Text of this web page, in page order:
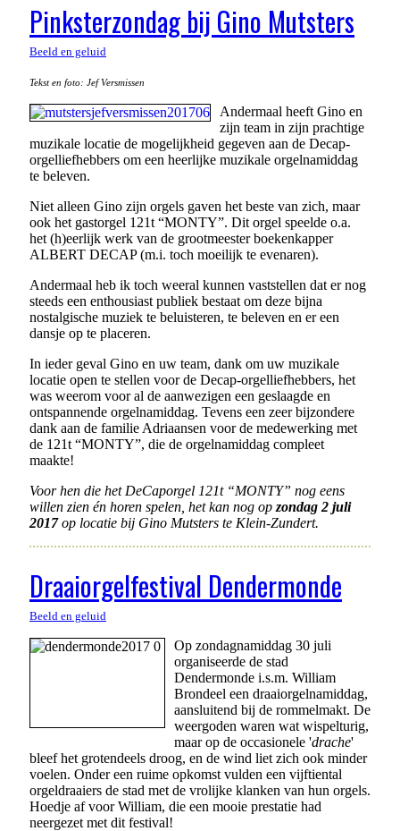
Pinksterzondag bij Gino Mutsters
Beeld en geluid
Tekst en foto: Jef Versmissen
Andermaal heeft Gino en
zijn team in zijn prachtige
muzikale locatie de mogelijkheid gegeven aan de Decap-
orgelliefhebbers om een heerlijke muzikale orgelnamiddag
te beleven.
Niet alleen Gino zijn orgels gaven het beste van zich, maar
ook het gastorgel 121t “MONTY”. Dit orgel speelde o.a.
het (h)eerlijk werk van de grootmeester boekenkapper
ALBERT DECAP (m.i. toch moeilijk te evenaren).
Andermaal heb ik toch weeral kunnen vaststellen dat er nog
steeds een enthousiast publiek bestaat om deze bijna
nostalgische muziek te beluisteren, te beleven en er een
dansje op te placeren.
In ieder geval Gino en uw team, dank om uw muzikale
locatie open te stellen voor de Decap-orgelliefhebbers, het
was weerom voor al de aanwezigen een geslaagde en
ontspannende orgelnamiddag. Tevens een zeer bijzondere
dank aan de familie Adriaansen voor de medewerking met
de 121t “MONTY”, die de orgelnamiddag compleet
maakte!
Voor hen die het DeCaporgel 121t “MONTY” nog eens
willen zien én horen spelen, het kan nog op zondag 2 juli
2017op locatie bij Gino Mutsters te Klein-Zundert.
Draaiorgelfestival Dendermonde
Beeld en geluid
Op zondagnamiddag 30 juli
organiseerde de stad
Dendermonde i.s.m. William
Brondeel een draaiorgelnamiddag,
aansluitend bij de rommelmakt. De
weergoden waren wat wispelturig,
maar op de occasionele 'drache'
bleef het grotendeels droog, en de wind liet zich ook minder
voelen. Onder een ruime opkomst vulden een vijftiental
orgeldraaiers de stad met de vrolijke klanken van hun orgels.
Hoedje af voor William, die een mooie prestatie had
neergezet met dit festival!